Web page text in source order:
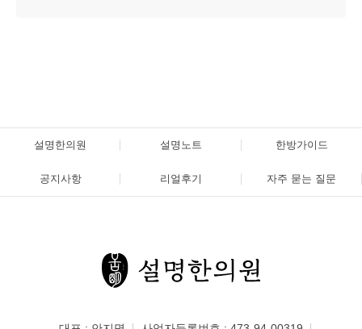
설명한의원 설명노트 한방가이드
공지사항 리얼후기 자주 묻는 질문